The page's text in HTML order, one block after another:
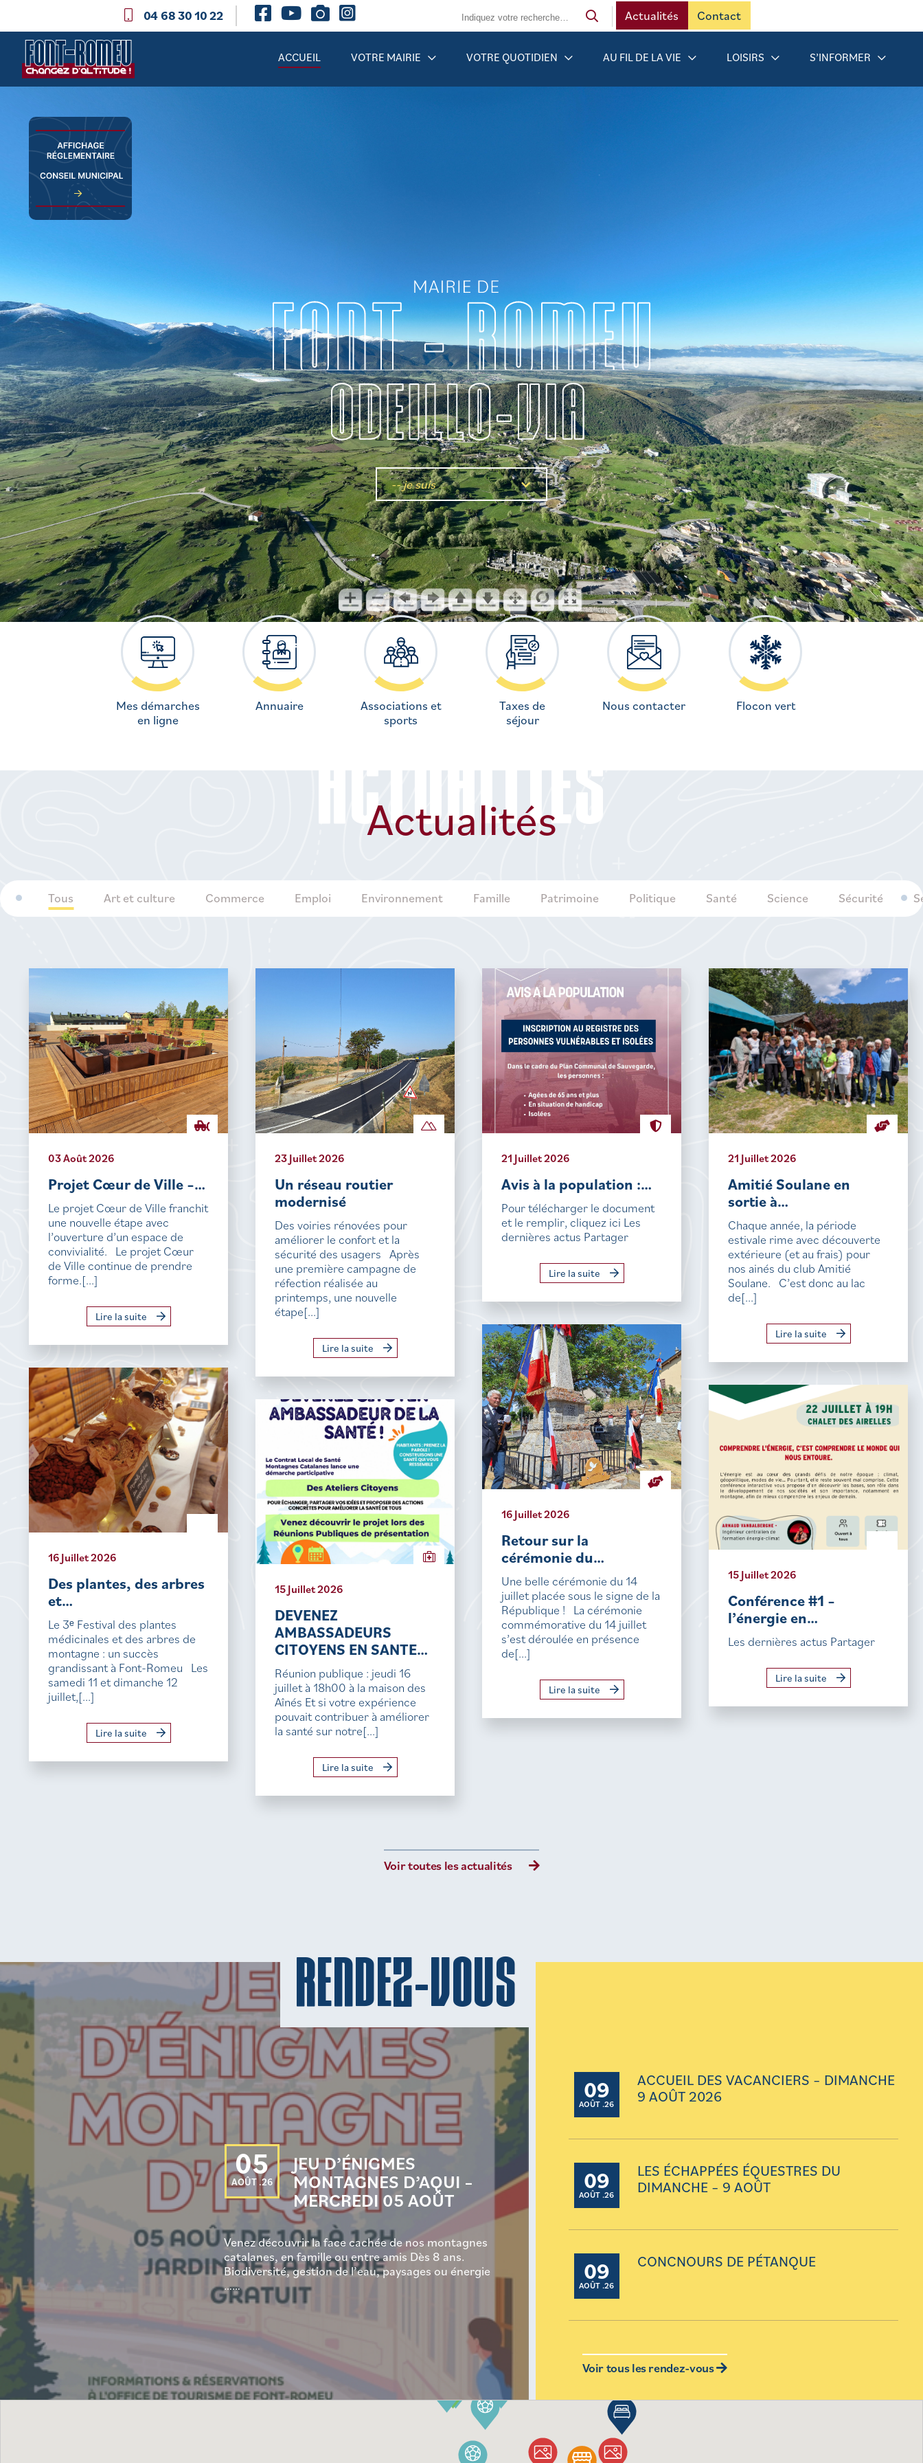
04 68 30 10 22 Contact
Actualités
ACCUEIL VOTRE MAIRIE VOTRE QUOTIDIEN AU FIL DE LA VIE LOISIRS S’INFORMER
-- je suis
Mes démarches
en ligne
Annuaire
Associations et
sports
Taxes de
séjour
Nous contacter Flocon vert
ACTUALITÉS
Actualités
Tous Art et culture Commerce Emploi Environnement Famille Patrimoine Politique Santé Science Sécurité
03 Août 2026
Projet Cœur de Ville –…
Le projet Cœur de Ville franchit
une nouvelle étape avec
l’ouverture d’un espace de
convivialité. Le projet Cœur
de Ville continue de prendre
forme.[...]
Lire la suite
23 Juillet 2026
Un réseau routier
modernisé
Des voiries rénovées pour
améliorer le confort et la
sécurité des usagers Après
une première campagne de
réfection réalisée au
printemps, une nouvelle
étape[...]
Lire la suite
21 Juillet 2026
Avis à la population :…
Pour télécharger le document
et le remplir, cliquez ici Les
dernières actus Partager
Lire la suite
21 Juillet 2026
Amitié Soulane en
sortie à…
Chaque année, la période
estivale rime avec découverte
extérieure (et au frais) pour
nos ainés du club Amitié
Soulane. C’est donc au lac
de[...]
Lire la suite
16 Juillet 2026
Retour sur la
cérémonie du…
Une belle cérémonie du 14
juillet placée sous le signe de la
République ! La cérémonie
commémorative du 14 juillet
s’est déroulée en présence
de[...]
Lire la suite
16 Juillet 2026
Des plantes, des arbres
et…
Le 3ᵉ Festival des plantes
médicinales et des arbres de
montagne : un succès
grandissant à Font-Romeu Les
samedi 11 et dimanche 12
juillet,[...]
Lire la suite
15 Juillet 2026
Conférence #1 –
l’énergie en…
Les dernières actus Partager
Lire la suite
15 Juillet 2026
DEVENEZ
AMBASSADEURS
CITOYENS EN SANTE…
Réunion publique : jeudi 16
juillet à 18h00 à la maison des
Aînés Et si votre expérience
pouvait contribuer à améliorer
la santé sur notre[...]
Lire la suite
Voir toutes les actualités
RENDEZ-VOUS
05
AOÛT .26
JEU D’ÉNIGMES
MONTAGNES D’AQUI –
MERCREDI 05 AOÛT
Venez découvrir la face cachée de nos montagnes
catalanes, en famille ou entre amis Dès 8 ans.
Biodiversité, gestion de l’eau, paysages ou énergie
……
09
AOÛT .26
ACCUEIL DES VACANCIERS – DIMANCHE
9 AOÛT 2026
09
AOÛT .26
LES ÉCHAPPÉES ÉQUESTRES DU
DIMANCHE – 9 AOÛT
09
AOÛT .26
CONCNOURS DE PÉTANQUE
Voir tous les rendez-vous